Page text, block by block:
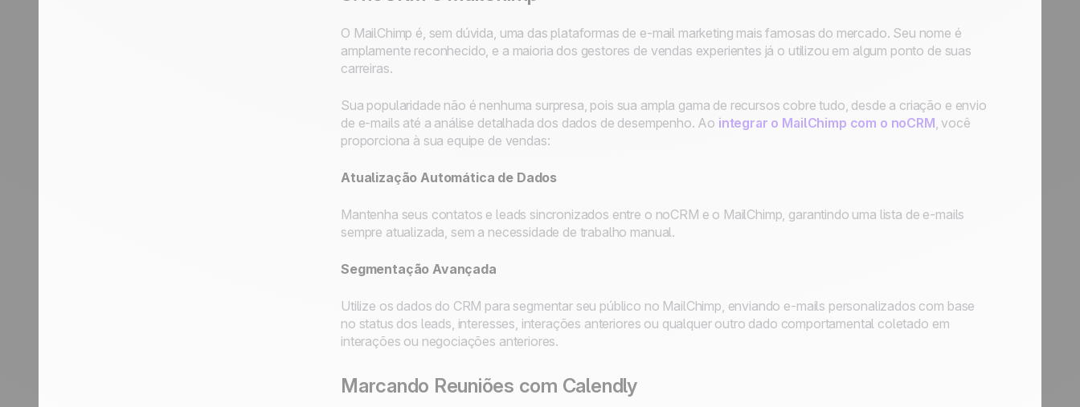
O MailChimp é, sem dúvida, uma das plataformas de e-mail marketing mais famosas do mercado. Seu nome é
amplamente reconhecido, e a maioria dos gestores de vendas experientes já o utilizou em algum ponto de suas
carreiras.
Sua popularidade não é nenhuma surpresa, pois sua ampla gama de recursos cobre tudo, desde a criação e envio
de e-mails até a análise detalhada dos dados de desempenho. Ao integrar o MailChimp com o noCRM, você
proporciona à sua equipe de vendas:
Atualização Automática de Dados
Mantenha seus contatos e leads sincronizados entre o noCRM e o MailChimp, garantindo uma lista de e-mails
sempre atualizada, sem a necessidade de trabalho manual.
Segmentação Avançada
Utilize os dados do CRM para segmentar seu público no MailChimp, enviando e-mails personalizados com base
no status dos leads, interesses, interações anteriores ou qualquer outro dado comportamental coletado em
interações ou negociações anteriores.
Marcando Reuniões com Calendly